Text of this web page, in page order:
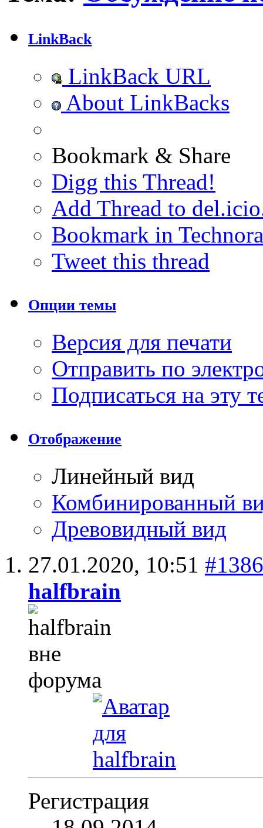
LinkBack
LinkBack URL
About LinkBacks
Bookmark & Share
Digg this Thread!
Add Thread to
Bookmark in
Tweet this thread
Опции темы
Версия для печати
Отправить по
Подписаться на эту
Отображение
Линейный вид
Комбинированный
Древовидный вид
27.01.2020, 10:51
halfbrain
Регистрация